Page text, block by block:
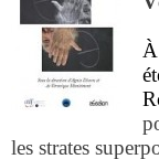
les strates